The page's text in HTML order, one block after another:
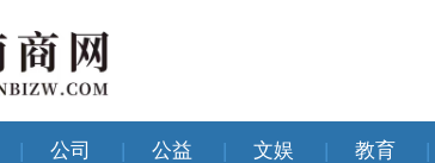
| 公司 | 公益 | 文娱 | 教育 |